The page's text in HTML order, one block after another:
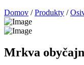
Domov /Produkty /
Mrkva